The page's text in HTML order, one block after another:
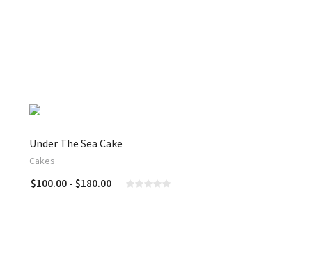
Under The Sea Cake
Cakes
$100.00 - $180.00Rango